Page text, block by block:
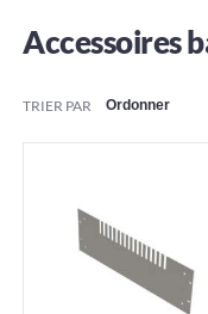
Accessoires
TRIER PAR